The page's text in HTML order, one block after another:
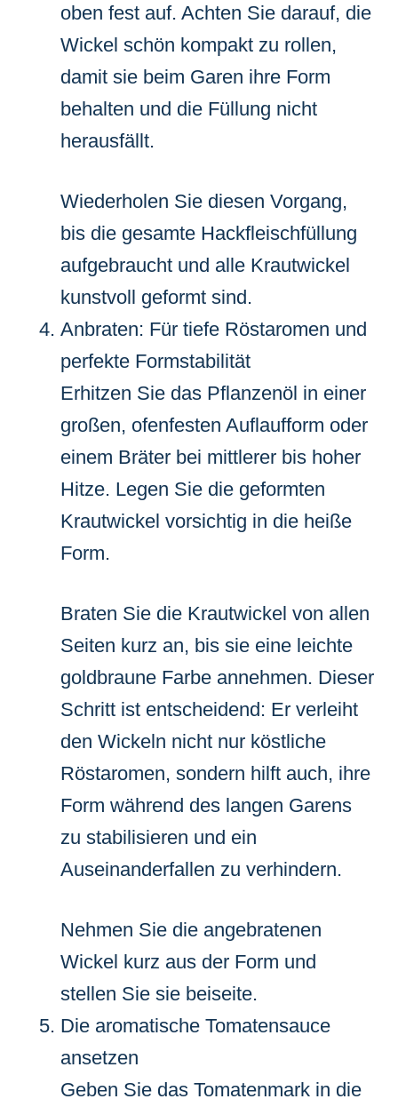
oben fest auf. Achten Sie darauf, die
Wickel schön kompakt zu rollen,
damit sie beim Garen ihre Form
behalten und die Füllung nicht
herausfällt.
Wiederholen Sie diesen Vorgang,
bis die gesamte Hackfleischfüllung
aufgebraucht und alle Krautwickel
kunstvoll geformt sind.
Anbraten: Für tiefe Röstaromen und
perfekte Formstabilität
Erhitzen Sie das Pflanzenöl in einer
großen, ofenfesten Auflaufform oder
einem Bräter bei mittlerer bis hoher
Hitze. Legen Sie die geformten
Krautwickel vorsichtig in die heiße
Form.
Braten Sie die Krautwickel von allen
Seiten kurz an, bis sie eine leichte
goldbraune Farbe annehmen. Dieser
Schritt ist entscheidend: Er verleiht
den Wickeln nicht nur köstliche
Röstaromen, sondern hilft auch, ihre
Form während des langen Garens
zu stabilisieren und ein
Auseinanderfallen zu verhindern.
Nehmen Sie die angebratenen
Wickel kurz aus der Form und
stellen Sie sie beiseite.
Die aromatische Tomatensauce
ansetzen
Geben Sie das Tomatenmark in die